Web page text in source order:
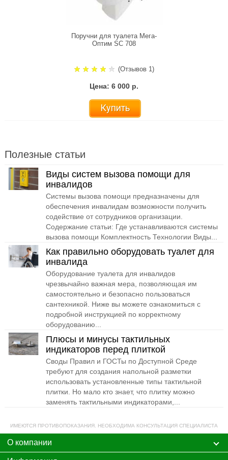
Поручни для туалета Мега-
Оптим SC 708
(Отзывов 1)
Цена: 6 000 р.
Купить
Полезные статьи
Виды систем вызова помощи для
инвалидов
Системы вызова помощи предназначены для
обеспечения инвалидам возможности получить
содействие от сотрудников организации.
Содержание статьи: Где устанавливаются системы
вызова помощи Комплектность Технологии Виды...
Как правильно оборудовать туалет для
инвалида
Оборудование туалета для инвалидов
чрезвычайно важная мера, позволяющая им
самостоятельно и безопасно пользоваться
сантехникой. Ниже вы можете ознакомиться с
подробной инструкцией по корректному
оборудованию...
Плюсы и минусы тактильных
индикаторов перед плиткой
Своды Правил и ГОСТы по Доступной Среде
требуют для создания напольной разметки
использовать установленные типы тактильной
плитки. Но мало кто знает, что плитку можно
заменять тактильными индикаторами,...
ИМЕЮТСЯ ПРОТИВОПОКАЗАНИЯ. НЕОБХОДИМА КОНСУЛЬТАЦИЯ СПЕЦИАЛИСТА
О компании